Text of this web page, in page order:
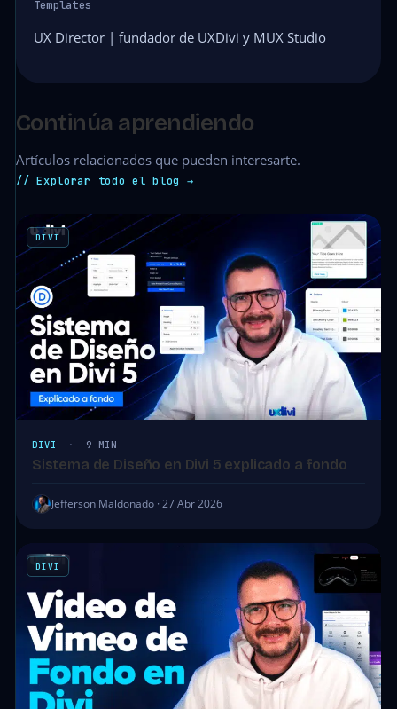
Templates
UX Director | fundador de UXDivi y MUX Studio
Continúa aprendiendo
Artículos relacionados que pueden interesarte.
// Explorar todo el blog →
DIVI
DIVI · 9 MIN
Sistema de Diseño en Divi 5 explicado a fondo
Jefferson Maldonado · 27 Abr 2026
DIVI